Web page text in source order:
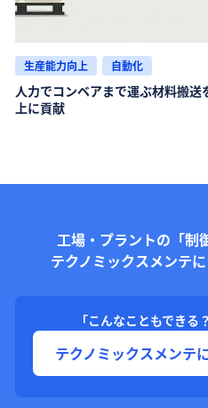
生産能力向上 自動化
人力でコンベアまで運ぶ材料搬
上に貢献
工場・プラントの「制
テクノミックスメンテ
「こんなこともでき
テクノミックスメンテ